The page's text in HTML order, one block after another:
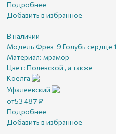
Подробнее
Добавить в избранное
В наличии
Модель Фрез-9 Голубь сердце 1
Материал: мрамор
Цвет: Полевской , а также
Коелга
Уфалеевский
от53 487 ₽
Подробнее
Добавить в избранное